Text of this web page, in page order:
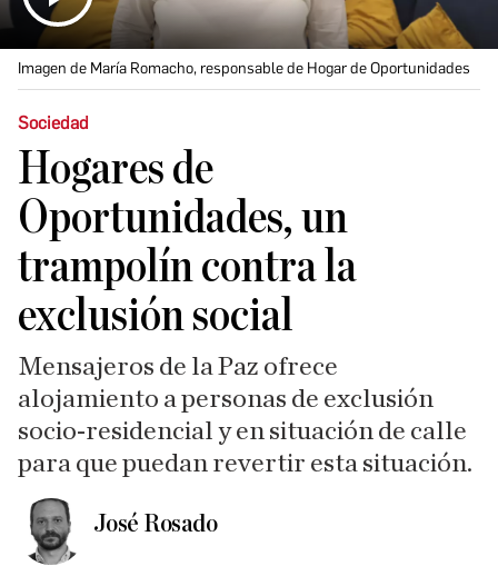
Imagen de María Romacho, responsable de Hogar de Oportunidades
Sociedad
Hogares de
Oportunidades, un
trampolín contra la
exclusión social
Mensajeros de la Paz ofrece
alojamiento a personas de exclusión
socio-residencial y en situación de calle
para que puedan revertir esta situación.
José Rosado